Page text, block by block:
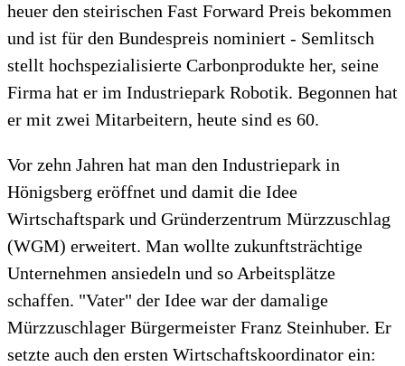
heuer den steirischen Fast Forward Preis bekommen
und ist für den Bundespreis nominiert - Semlitsch
stellt hochspezialisierte Carbonprodukte her, seine
Firma hat er im Industriepark Robotik. Begonnen hat
er mit zwei Mitarbeitern, heute sind es 60.
Vor zehn Jahren hat man den Industriepark in
Hönigsberg eröffnet und damit die Idee
Wirtschaftspark und Gründerzentrum Mürzzuschlag
(WGM) erweitert. Man wollte zukunftsträchtige
Unternehmen ansiedeln und so Arbeitsplätze
schaffen. "Vater" der Idee war der damalige
Mürzzuschlager Bürgermeister Franz Steinhuber. Er
setzte auch den ersten Wirtschaftskoordinator ein: